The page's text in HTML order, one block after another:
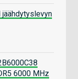
6000 MHz